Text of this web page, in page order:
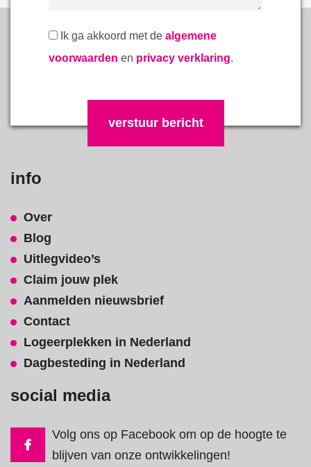
Ik ga akkoord met de algemene
voorwaarden en privacy verklaring.
info
Over
Blog
Uitlegvideo’s
Claim jouw plek
Aanmelden nieuwsbrief
Contact
Logeerplekken in Nederland
Dagbesteding in Nederland
social media
Volg ons op Facebook om op de hoogte te
blijven van onze ontwikkelingen!